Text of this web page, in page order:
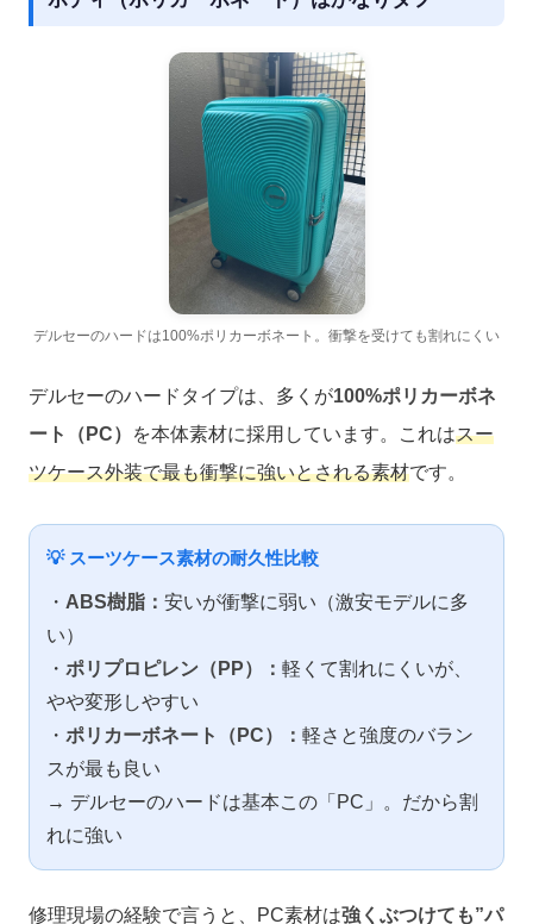
デルセーのハードは100%ポリカーボネート。衝撃を受けても割れにくい
デルセーのハードタイプは、多くが100%ポリカーボネ
ート（PC）
を本体素材に採用しています。これはスー
ツケース外装で最も衝撃に強いとされる素材です。
💡 スーツケース素材の耐久性比較
・ ABS樹脂： 安いが衝撃に弱い（激安モデルに多
い）
・ ポリプロピレン（PP）： 軽くて割れにくいが、
やや変形しやすい
・ ポリカーボネート（PC）： 軽さと強度のバラン
スが最も良い
→ デルセーのハードは基本この「PC」。だから割
れに強い
修理現場の経験で言うと、PC素材は強くぶつけても”パ